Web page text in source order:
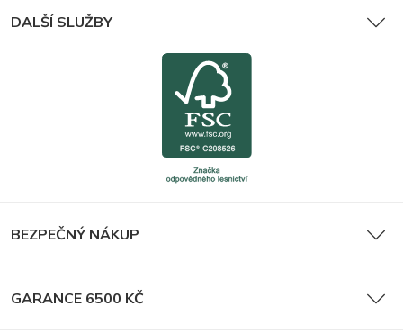
DALŠÍ SLUŽBY
BEZPEČNÝ NÁKUP
GARANCE 6500 KČ